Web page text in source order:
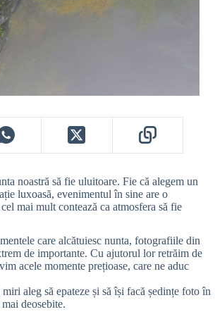
noastră să fie uluitoare. Fie că alegem un
luxoasă, evenimentul în sine are o
mai mult contează ca atmosfera să fie
care alcătuiesc nunta, fotografiile din
de importante. Cu ajutorul lor retrăim de
acele momente prețioase, care ne aduc
aleg să epateze și să își facă ședințe foto în
deosebite.